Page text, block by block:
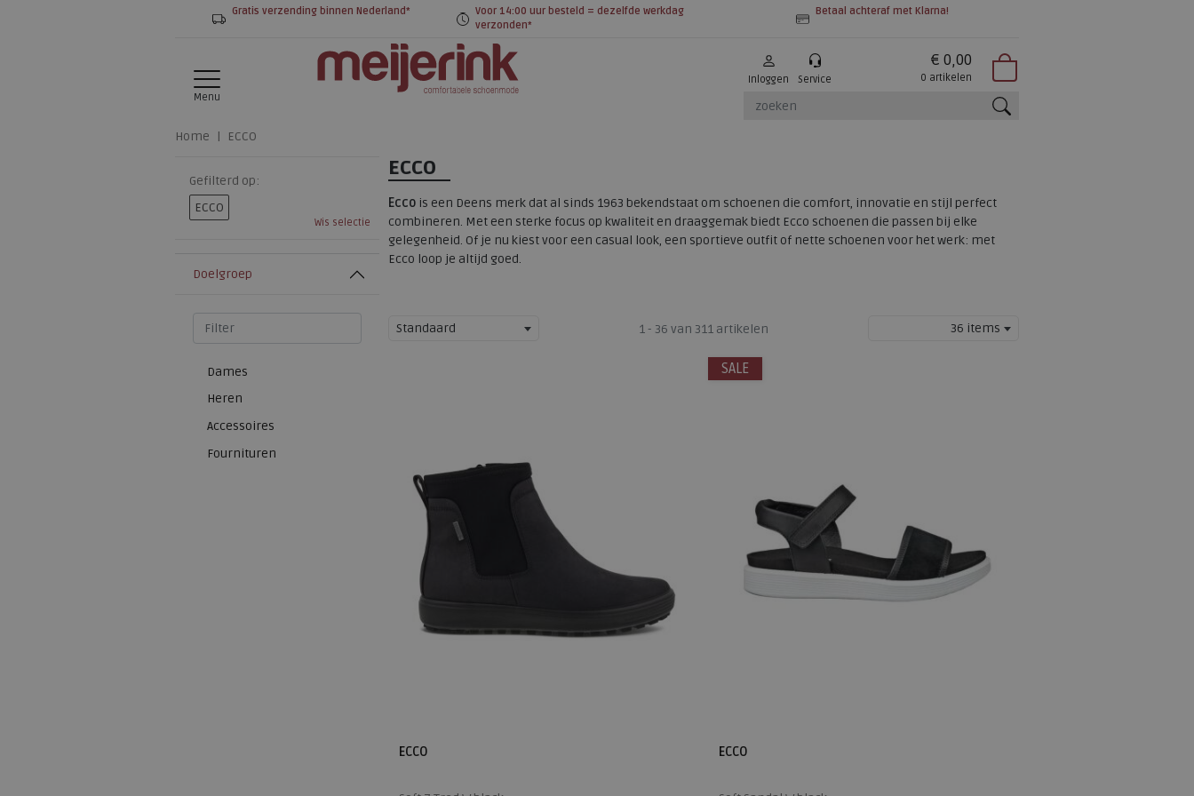
Gratis verzending binnen Nederland*
Voor 14:00 uur besteld = dezelfde werkdag
verzonden*
Betaal achteraf met Klarna!
Menu
Inloggen Service
€ 0,00
0 artikelen
Home ECCO
Gefilterd op:
ECCO
Wis selectie
Doelgroep
Dames
Heren
Accessoires
Fournituren
ECCO
Ecco is een Deens merk dat al sinds 1963 bekendstaat om schoenen die comfort, innovatie en stijl perfect
combineren. Met een sterke focus op kwaliteit en draaggemak biedt Ecco schoenen die passen bij elke
gelegenheid. Of je nu kiest voor een casual look, een sportieve outfit of nette schoenen voor het werk: met
Ecco loop je altijd goed.
Standaard 1 - 36 van 311 artikelen 36 items
ECCO
SALE
ECCO